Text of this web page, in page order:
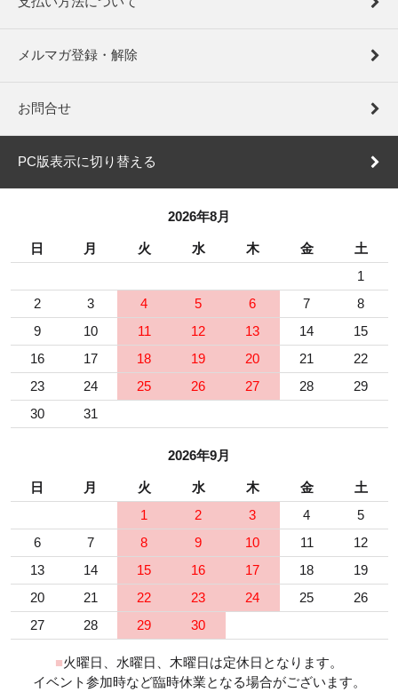
メルマガ登録・解除
お問合せ
PC版表示に切り替える
2026年8月
日 月 火 水 木 金
土
1
2
3 4 5 6 7
8
9
10 11 12 13 14
15
16
17 18 19 20 21
22
23
24 25 26 27 28
29
30
31
2026年9月
日 月 火 水 木 金
土
1
2 3 4
5
6
7 8 9 10 11
12
13
14 15 16 17 18
19
20
21 22 23 24 25
26
27
28 29 30
■火曜日、水曜日、木曜日は定休日となります。
イベント参加時など臨時休業となる場合がございます。